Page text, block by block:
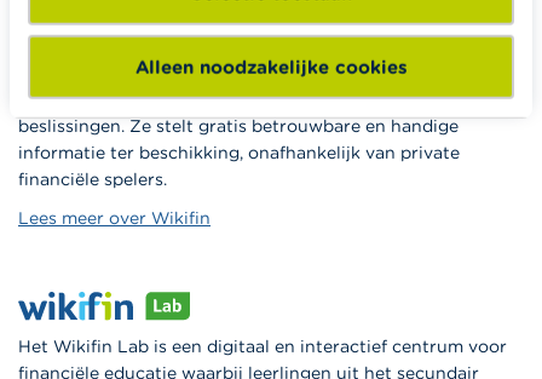
Alleen noodzakelijke cookies
Wikifin.be is een portaalsite die je helpt bij je financiële
beslissingen. Ze stelt gratis betrouwbare en handige
informatie ter beschikking, onafhankelijk van private
financiële spelers.
Lees meer over Wikifin
Het Wikifin Lab is een digitaal en interactief centrum voor
financiële educatie waarbij leerlingen uit het secundair